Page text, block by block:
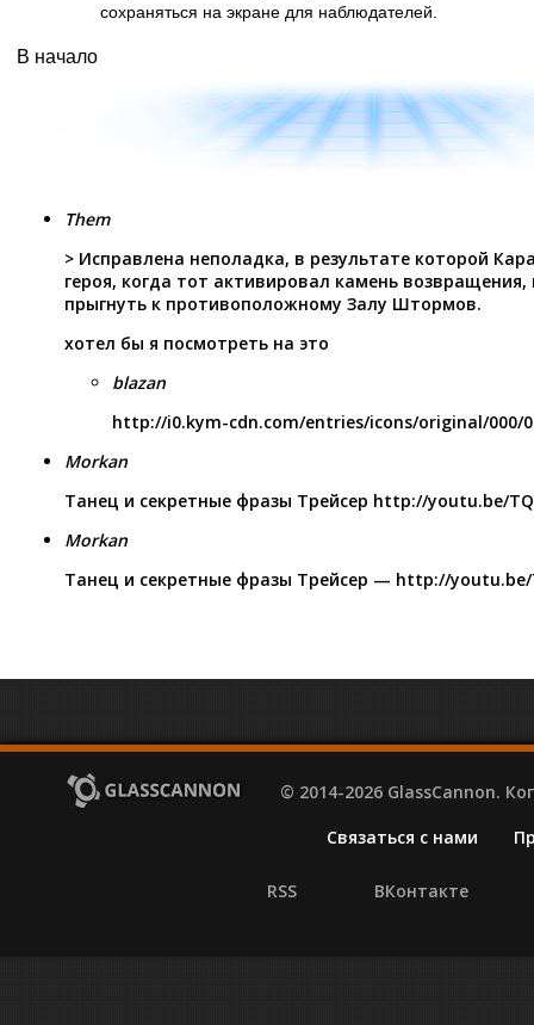
сохраняться на экране для наблюдателей.
В начало
Them
> Исправлена неполадка, в результате которой
героя, когда тот активировал камень возвращения,
прыгнуть к противоположному Залу Штормов.
хотел бы я посмотреть на это
blazan
http://i0.kym-cdn.com/entries/icons/original/000/
Morkan
Танец и секретные фразы Трейсер http://youtu.be/
Morkan
Танец и секретные фразы Трейсер — http://youtu.be/
© 2014-2026 GlassCannon.
Связаться с нами
RSS ВКонтакте